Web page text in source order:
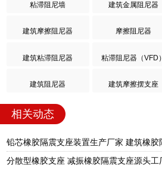
粘滞阻尼墙 建筑金属阻尼器
建筑摩擦阻尼器 摩擦阻尼器
建筑粘滞阻尼器 粘滞阻尼器（VFD）
建筑阻尼器 建筑摩擦摆支座
相关动态